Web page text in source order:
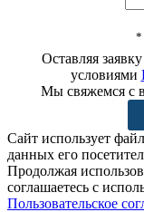
*
Оставляя
условиями
Мы свяжемся с
Сайт использует
данных его
Продолжая
соглашаетесь с
Пользовательское